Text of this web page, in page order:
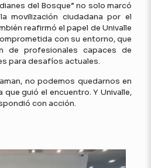
del Bosque” no solo marcó
movilización ciudadana por el
reafirmó el papel de Univalle
con su entorno, que
de profesionales capaces de
para desafíos actuales.
no podemos quedarnos en
que guió el encuentro. Y Univalle,
con acción.